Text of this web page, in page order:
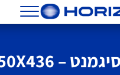
Skip to
Skip to header
מסננים שמנים וחלפים
Menu
סיגמנט – 20X250X436